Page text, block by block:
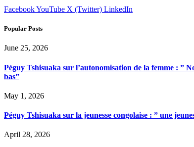
FacebookYouTube X (Twitter) LinkedIn
Popular Posts
June 25, 2026
Péguy Tshisuaka sur l’autonomisation de la femme : ”
bas”
May 1, 2026
Péguy Tshisuaka sur la jeunesse congolaise : ” une
April 28, 2026